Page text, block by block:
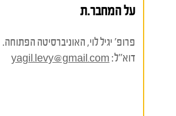
על המחבר.ת
פרופ' יגיל לוי, האוניברסיטה הפתוחה.
דוא"ל: yagil.levy@gmail.com